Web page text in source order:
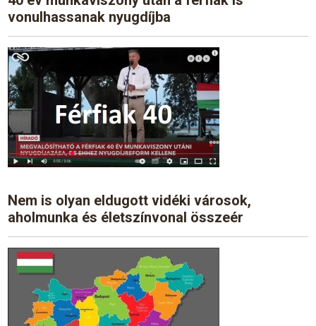
vonulhassanak nyugdíjba
Nem is olyan eldugott vidéki városok,
aholmunka és életszínvonal összeér